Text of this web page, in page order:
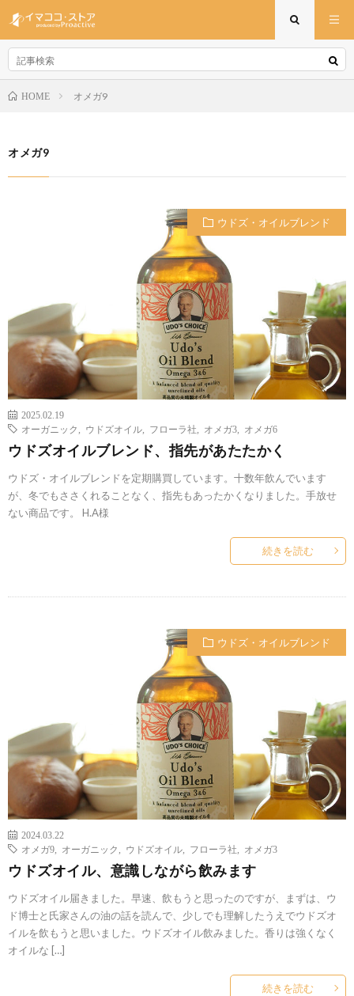
HOME オメガ9
オメガ9
ウドズ・オイルブレンド
2025.02.19
オーガニック
ウドズオイル フローラ社 オメガ3 オメガ6
ウドズオイルブレンド、指先があたたかく
ウドズ・オイルブレンドを定期購買しています。十数年飲んでいます
が、冬でもささくれることなく、指先もあったかくなりました。手放せ
ない商品です。 H.A様
続きを読む
ウドズ・オイルブレンド
2024.03.22
オメガ9
オーガニック ウドズオイル フローラ社 オメガ3
ウドズオイル、意識しながら飲みます
ウドズオイル届きました。早速、飲もうと思ったのですが、まずは、ウ
ド博士と氏家さんの油の話を読んで、少しでも理解したうえでウドズオ
イルを飲もうと思いました。ウドズオイル飲みました。香りは強くなく
オイルな […]
続きを読む